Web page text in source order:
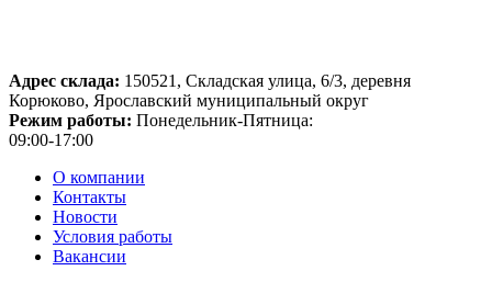
Адрес склада: 150521, Складская улица, 6/3, деревня
Корюково, Ярославский муниципальный округ
Режим работы: Понедельник-Пятница:
09:00-17:00
О компании
Контакты
Новости
Условия работы
Вакансии